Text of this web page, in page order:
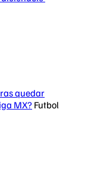
quedar
MX? Futbol